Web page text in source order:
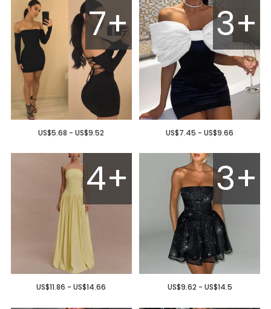
7+
US$5.68 - US$9.52
3+
US$7.45 - US$9.66
4+
US$11.86 - US$14.66
3+
US$9.62 - US$14.5